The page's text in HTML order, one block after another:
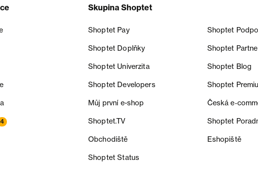
4
Skupina Shoptet
Shoptet Pay Shoptet
Shoptet Doplňky Shoptet
Shoptet Univerzita Shoptet Blog
Shoptet Developers Shoptet
Můj první e-shop Česká
Shoptet.TV Shoptet
Obchodiště Eshopiště
Shoptet Status